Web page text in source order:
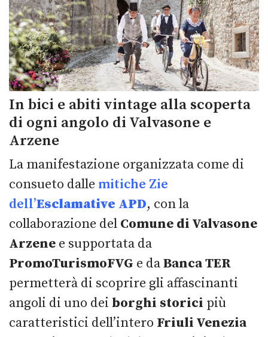
In bici e abiti vintage alla scoperta
di ogni angolo di Valvasone e
Arzene
La manifestazione organizzata come di
consueto dalle mitiche Zie
dell’Esclamative APD, con la
collaborazione del Comune di Valvasone
Arzene e supportata da
PromoTurismoFVG e daBanca TER
permetterà di scoprire gli affascinanti
angoli di uno dei borghi storici più
caratteristici dell’intero Friuli Venezia